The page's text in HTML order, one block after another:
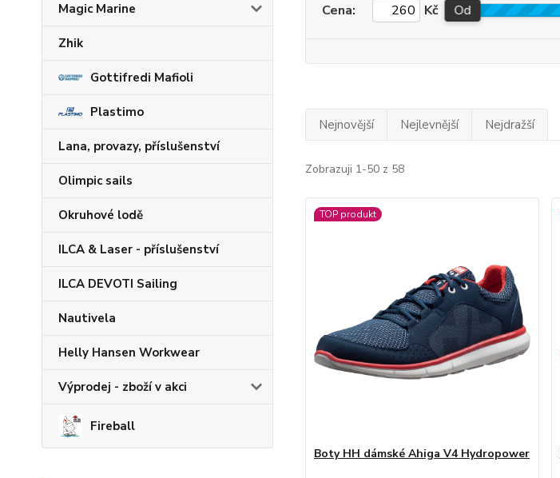
Magic Marine
Zhik
Gottifredi Mafioli
Plastimo
Lana, provazy, příslušenství
Olimpic sails
Okruhové lodě
ILCA & Laser - příslušenství
ILCA DEVOTI Sailing
Nautivela
Helly Hansen Workwear
Výprodej - zboží v akci
Fireball
Cena: Kč Od
Nejnovější Nejlevnější Nejdražší
Zobrazuji 1-50 z 58
TOP produkt
Boty HH dámské Ahiga V4 Hydropower